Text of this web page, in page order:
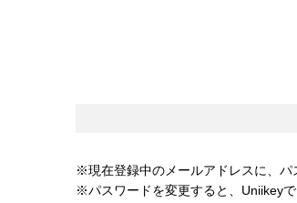
※現在登録中のメールアドレスに、パ
※パスワードを変更すると、Uniikey